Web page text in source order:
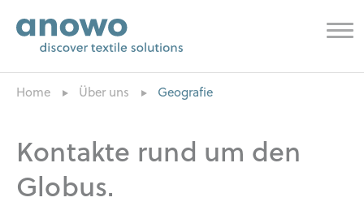
Home Über uns Geografie
Kontakte rund um den
Globus.